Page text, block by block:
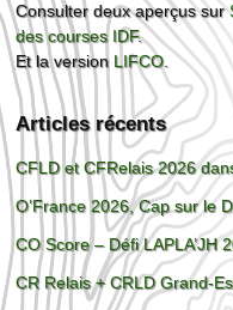
Consulter deux aperçus sur
des courses IDF.
Et la version LIFCO.
Articles récents
CFLD et CFRelais 2026
O’France 2026, Cap sur le
CO Score – Défi LAPLA’JH
CR Relais + CRLD Grand-